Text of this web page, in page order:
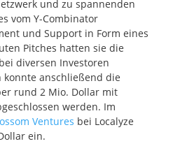
und zu spannenden
vom Y-Combinator
und Support in Form eines
Pitches hatten sie die
diversen Investoren
anschließend die
rund 2 Mio. Dollar mit
werden. Im
Ventures bei Localyze
ein.